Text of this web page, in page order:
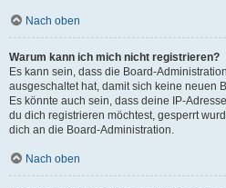
Nach oben
Warum kann ich mich nicht registrieren?
Es kann sein, dass die Board-
ausgeschaltet hat, damit sich keine neuen
Es könnte auch sein, dass deine IP-
du dich registrieren möchtest, gesperrt
dich an die Board-Administration.
Nach oben